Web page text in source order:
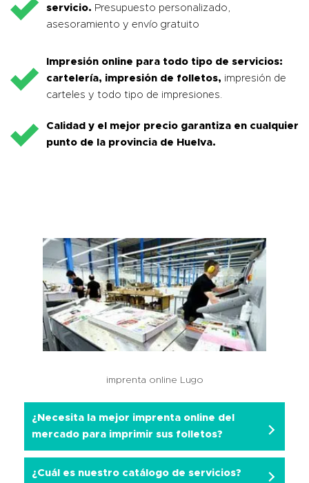
servicio. Presupuesto personalizado,
asesoramiento y envío gratuito
Impresión online para todo tipo de servicios:
cartelería, impresión de folletos, impresión de
carteles y todo tipo de impresiones.
Calidad y el mejor precio garantiza en cualquier
punto de la provincia de Huelva.
imprenta online Lugo
¿Necesita la mejor imprenta online del
mercado para imprimir sus folletos?
¿Cuál es nuestro catálogo de servicios?